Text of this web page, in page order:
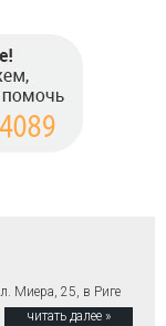
Миера, 25, в Риге
читать далее »